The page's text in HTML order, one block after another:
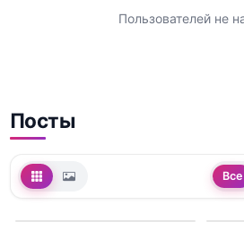
Пользователей не
Посты
Все